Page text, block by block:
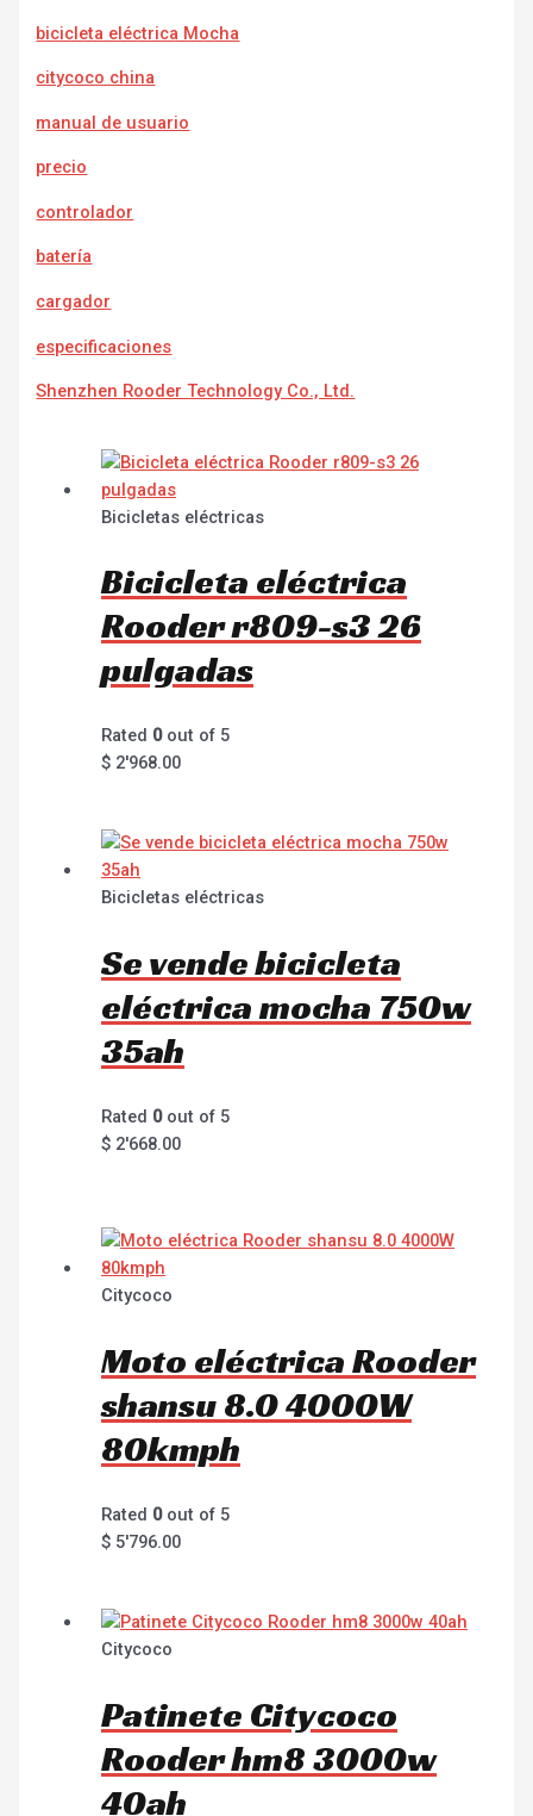
bicicleta eléctrica Mocha
citycoco china
manual de usuario
precio
controlador
batería
cargador
especificaciones
Shenzhen Rooder Technology Co., Ltd.
Bicicletas eléctricas
Bicicleta eléctrica
Rooder r809-s3 26
pulgadas
Rated 0out of 5
$ 2'968.00
Bicicletas eléctricas
Se vende bicicleta
eléctrica mocha 750w
35ah
Rated 0out of 5
$ 2'668.00
Citycoco
Moto eléctrica Rooder
shansu 8.0 4000W
80kmph
Rated 0out of 5
$ 5'796.00
Citycoco
Patinete Citycoco
Rooder hm8 3000w
40ah